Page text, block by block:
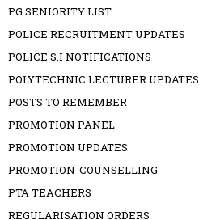
PG SENIORITY LIST
POLICE RECRUITMENT UPDATES
POLICE S.I NOTIFICATIONS
POLYTECHNIC LECTURER UPDATES
POSTS TO REMEMBER
PROMOTION PANEL
PROMOTION UPDATES
PROMOTION-COUNSELLING
PTA TEACHERS
REGULARISATION ORDERS